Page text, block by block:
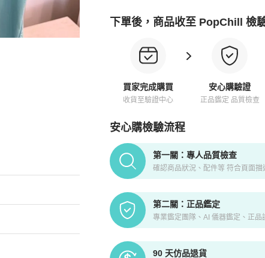
下單後，商品收至 PopChill 檢
買家完成購買
收貨至驗證中心
安心購驗證
正品鑑定 品質檢查
安心購檢驗流程
PopChill拍拍圈正品驗證、安心購檢
第一關：專人品質檢查
確認商品狀況、配件等 符合頁面描
第二關：正品鑑定
專業鑑定團隊、AI 儀器鑑定、正品
90 天仿品退貨